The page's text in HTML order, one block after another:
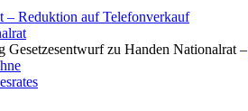
– Reduktion auf Telefonverkauf
Gesetzesentwurf zu Handen Nationalrat –